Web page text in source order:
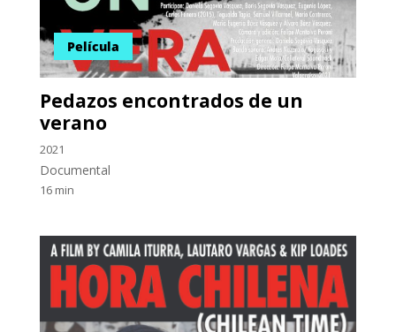
Película
Pedazos encontrados de un
verano
2021
Documental
16 min